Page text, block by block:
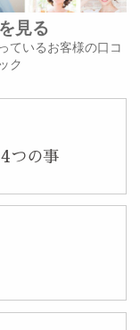
見る
ているお客様の口コ
ク
つの事